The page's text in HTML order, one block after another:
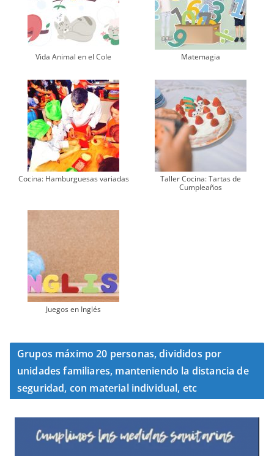
Vida Animal en el Cole Matemagia
Cocina: Hamburguesas variadas
Taller Cocina: Tartas de
Cumpleaños
Juegos en Inglés
Grupos máximo 20 personas, divididos por
unidades familiares, manteniendo la distancia de
seguridad, con material individual, etc